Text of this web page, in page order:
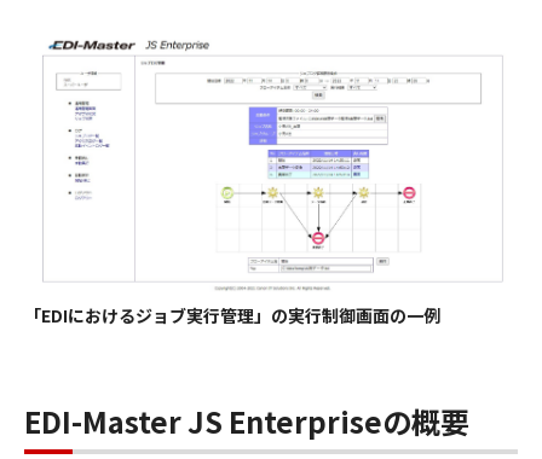
「EDIにおけるジョブ実行管理」の実行制御画面の一例
EDI-Master JS Enterpriseの概要